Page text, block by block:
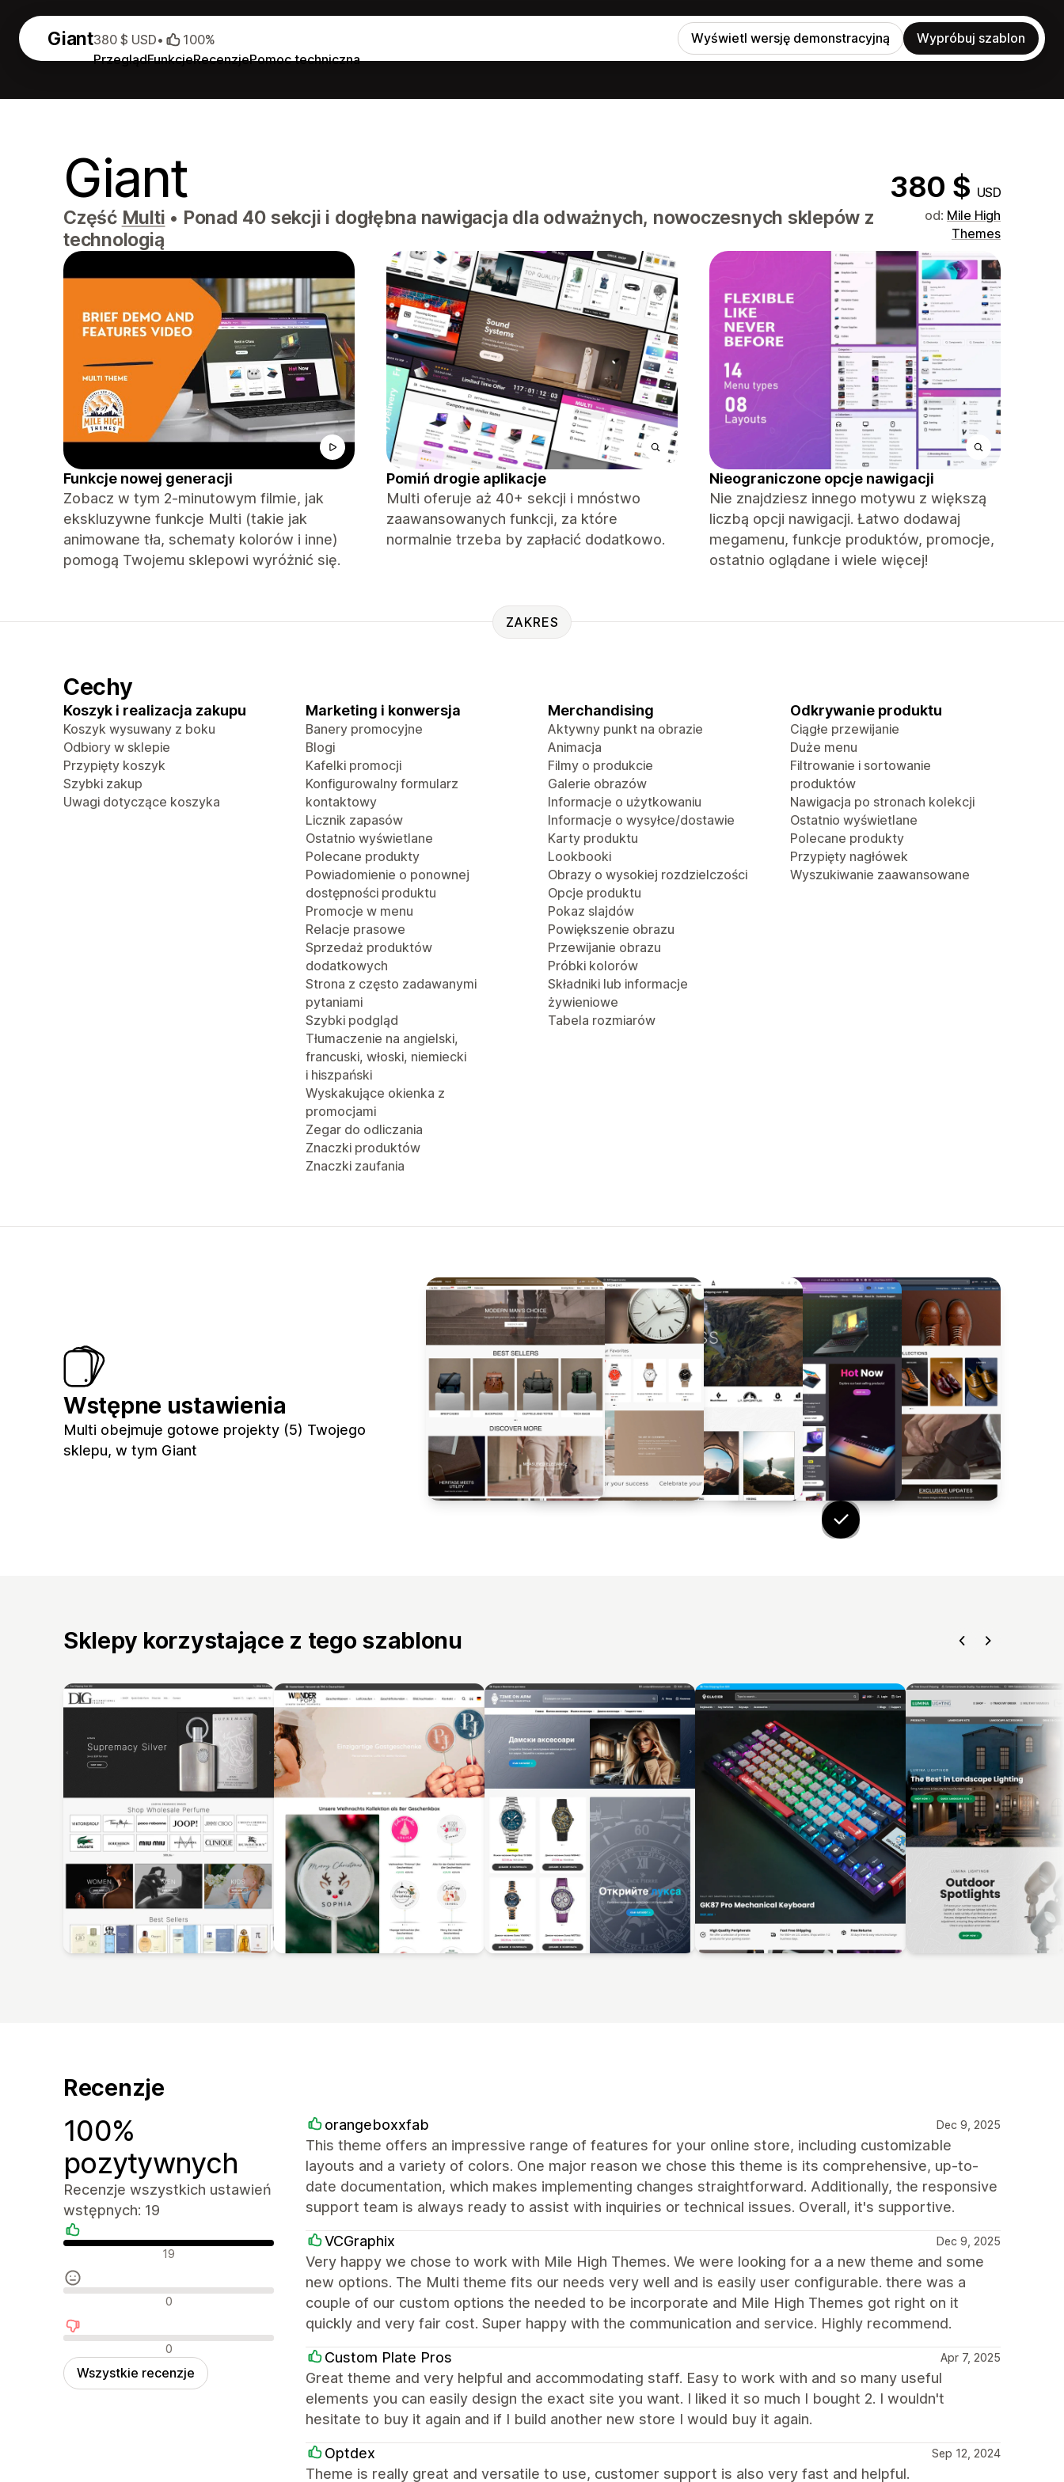
Giant
PrzeglądFunkcjeRecenzjePomoc techniczna
380 $ USD• 100% Wyświetl wersję demonstracyjną Wypróbuj szablon
Giant 380 $ USD
Część Multi • Ponad 40 sekcji i dogłębna nawigacja dla odważnych, nowoczesnych sklepów z
technologią
od: Mile High
Themes
Funkcje nowej generacji
Zobacz w tym 2-minutowym filmie, jak
ekskluzywne funkcje Multi (takie jak
animowane tła, schematy kolorów i inne)
pomogą Twojemu sklepowi wyróżnić się.
Pomiń drogie aplikacje
Multi oferuje aż 40+ sekcji i mnóstwo
zaawansowanych funkcji, za które
normalnie trzeba by zapłacić dodatkowo.
Nieograniczone opcje nawigacji
Nie znajdziesz innego motywu z większą
liczbą opcji nawigacji. Łatwo dodawaj
megamenu, funkcje produktów, promocje,
ostatnio oglądane i wiele więcej!
ZAKRES
Cechy
Koszyk i realizacja zakupu
Koszyk wysuwany z boku
Odbiory w sklepie
Przypięty koszyk
Szybki zakup
Uwagi dotyczące koszyka
Marketing i konwersja
Banery promocyjne
Blogi
Kafelki promocji
Konfigurowalny formularz
kontaktowy
Licznik zapasów
Ostatnio wyświetlane
Polecane produkty
Powiadomienie o ponownej
dostępności produktu
Promocje w menu
Relacje prasowe
Sprzedaż produktów
dodatkowych
Strona z często zadawanymi
pytaniami
Szybki podgląd
Tłumaczenie na angielski,
francuski, włoski, niemiecki
i hiszpański
Wyskakujące okienka z
promocjami
Zegar do odliczania
Znaczki produktów
Znaczki zaufania
Merchandising
Aktywny punkt na obrazie
Animacja
Filmy o produkcie
Galerie obrazów
Informacje o użytkowaniu
Informacje o wysyłce/dostawie
Karty produktu
Lookbooki
Obrazy o wysokiej rozdzielczości
Opcje produktu
Pokaz slajdów
Powiększenie obrazu
Przewijanie obrazu
Próbki kolorów
Składniki lub informacje
żywieniowe
Tabela rozmiarów
Odkrywanie produktu
Ciągłe przewijanie
Duże menu
Filtrowanie i sortowanie
produktów
Nawigacja po stronach kolekcji
Ostatnio wyświetlane
Polecane produkty
Przypięty nagłówek
Wyszukiwanie zaawansowane
Wstępne ustawienia
Multi obejmuje gotowe projekty (5) Twojego
sklepu, w tym Giant
Sklepy korzystające z tego szablonu
Recenzje
100%
pozytywnych
Recenzje wszystkich ustawień
wstępnych: 19
Pozytywne recenzje
19
Neutralne recenzje
0
Negatywne recenzje
0
Wszystkie recenzje
orangeboxxfab Dec 9, 2025
This theme offers an impressive range of features for your online store, including customizable
layouts and a variety of colors. One major reason we chose this theme is its comprehensive, up-to-
date documentation, which makes implementing changes straightforward. Additionally, the responsive
support team is always ready to assist with inquiries or technical issues. Overall, it's supportive.
VCGraphix Dec 9, 2025
Very happy we chose to work with Mile High Themes. We were looking for a a new theme and some
new options. The Multi theme fits our needs very well and is easily user configurable. there was a
couple of our custom options the needed to be incorporate and Mile High Themes got right on it
quickly and very fair cost. Super happy with the communication and service. Highly recommend.
Custom Plate Pros Apr 7, 2025
Great theme and very helpful and accommodating staff. Easy to work with and so many useful
elements you can easily design the exact site you want. I liked it so much I bought 2. I wouldn't
hesitate to buy it again and if I build another new store I would buy it again.
Optdex Sep 12, 2024
Theme is really great and versatile to use, customer support is also very fast and helpful.